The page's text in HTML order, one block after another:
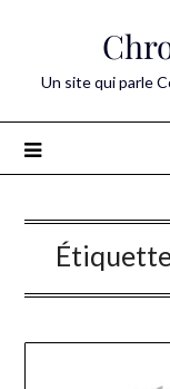
Un site qui parle